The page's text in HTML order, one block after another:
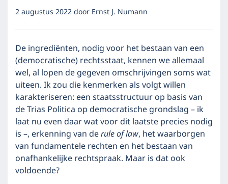
2 augustus 2022door Ernst J. Numann
De ingrediënten, nodig voor het bestaan van een
(democratische) rechtsstaat, kennen we allemaal
wel, al lopen de gegeven omschrijvingen soms wat
uiteen. Ik zou die kenmerken als volgt willen
karakteriseren: een staatsstructuur op basis van
de Trias Politica op democratische grondslag – ik
laat nu even daar wat voor dit laatste precies nodig
is –, erkenning van derule of law, het waarborgen
van fundamentele rechten en het bestaan van
onafhankelijke rechtspraak. Maar is dat ook
voldoende?